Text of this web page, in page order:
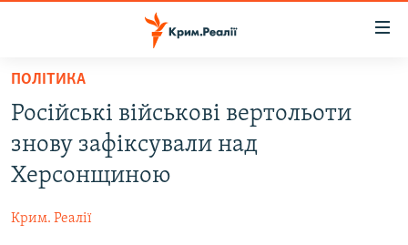
Перейти
основного
матеріалу
Перейти
до
основної
навігації
ВІДЕО ТА ФОТО
БЛОГИ
ПОЛІТИКА
Російські військові вертольоти
знову зафіксували над
Херсонщиною
Крим. Реалії